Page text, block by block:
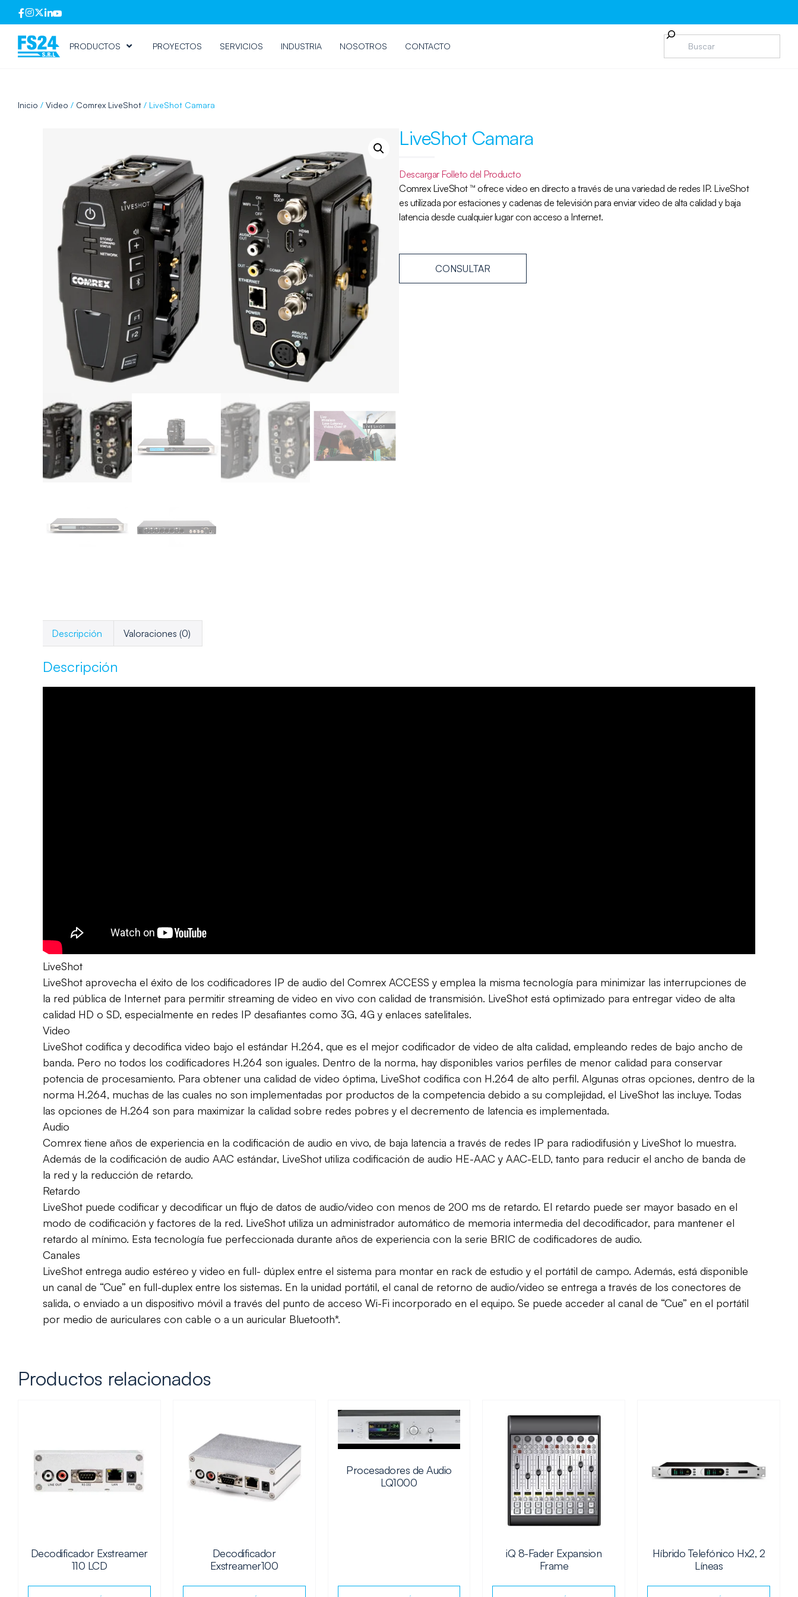
PRODUCTOS PROYECTOS SERVICIOS INDUSTRIA NOSOTROS CONTACTO
Inicio / Video / Comrex LiveShot / LiveShot Camara
LiveShot Camara
Descargar Folleto del Producto
Comrex LiveShot ™ ofrece video en directo a través de una variedad de redes IP. LiveShot
es utilizada por estaciones y cadenas de televisión para enviar video de alta calidad y baja
latencia desde cualquier lugar con acceso a Internet.
CONSULTAR
Descripción Valoraciones (0)
Descripción
LiveShot
LiveShot aprovecha el éxito de los codificadores IP de audio del Comrex ACCESS y emplea la misma tecnología para minimizar las interrupciones de
la red pública de Internet para permitir streaming de video en vivo con calidad de transmisión. LiveShot está optimizado para entregar video de alta
calidad HD o SD, especialmente en redes IP desafiantes como 3G, 4G y enlaces satelitales.
Video
LiveShot codifica y decodifica video bajo el estándar H.264, que es el mejor codificador de video de alta calidad, empleando redes de bajo ancho de
banda. Pero no todos los codificadores H.264 son iguales. Dentro de la norma, hay disponibles varios perfiles de menor calidad para conservar
potencia de procesamiento. Para obtener una calidad de video óptima, LiveShot codifica con H.264 de alto perfil. Algunas otras opciones, dentro de la
norma H.264, muchas de las cuales no son implementadas por productos de la competencia debido a su complejidad, el LiveShot las incluye. Todas
las opciones de H.264 son para maximizar la calidad sobre redes pobres y el decremento de latencia es implementada.
Audio
Comrex tiene años de experiencia en la codificación de audio en vivo, de baja latencia a través de redes IP para radiodifusión y LiveShot lo muestra.
Además de la codificación de audio AAC estándar, LiveShot utiliza codificación de audio HE-AAC y AAC-ELD, tanto para reducir el ancho de banda de
la red y la reducción de retardo.
Retardo
LiveShot puede codificar y decodificar un flujo de datos de audio/video con menos de 200 ms de retardo. El retardo puede ser mayor basado en el
modo de codificación y factores de la red. LiveShot utiliza un administrador automático de memoria intermedia del decodificador, para mantener el
retardo al mínimo. Esta tecnología fue perfeccionada durante años de experiencia con la serie BRIC de codificadores de audio.
Canales
LiveShot entrega audio estéreo y video en full- dúplex entre el sistema para montar en rack de estudio y el portátil de campo. Además, está disponible
un canal de “Cue” en full-duplex entre los sistemas. En la unidad portátil, el canal de retorno de audio/video se entrega a través de los conectores de
salida, o enviado a un dispositivo móvil a través del punto de acceso Wi-Fi incorporado en el equipo. Se puede acceder al canal de “Cue” en el portátil
por medio de auriculares con cable o a un auricular Bluetooth*.
Productos relacionados
Decodificador Exstreamer
110 LCD
Decodificador
Exstreamer100
Procesadores de Audio
LQ1000
iQ 8-Fader Expansion
Frame
Híbrido Telefónico Hx2, 2
Líneas